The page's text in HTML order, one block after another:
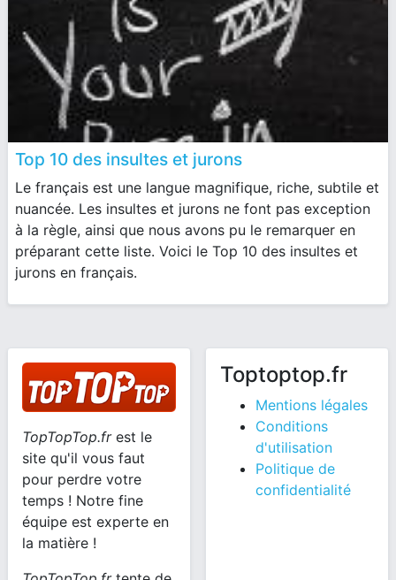
Top 10 des insultes et jurons
Le français est une langue magnifique, riche, subtile et
nuancée. Les insultes et jurons ne font pas exception
à la règle, ainsi que nous avons pu le remarquer en
préparant cette liste. Voici le Top 10 des insultes et
jurons en français.
TopTopTop.frest le
site qu'il vous faut
pour perdre votre
temps ! Notre fine
équipe est experte en
la matière !
Toptoptop.fr
Mentions légales
Conditions
d'utilisation
Politique de
confidentialité